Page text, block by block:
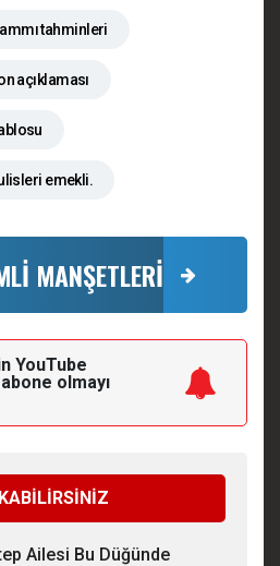
tahminleri
açıklaması
emekli.
MANŞETLERİ
YouTube
abone olmayı
Ailesi Bu Düğünde